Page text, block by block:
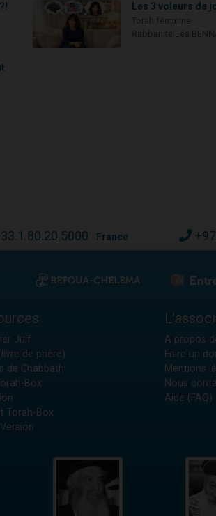
Les 3 voleurs de
France
Juif
de prière)
de Chabbath
Box
Torah-Box
A propos
Faire un
Mentions
Nous
Aide (FAQ)